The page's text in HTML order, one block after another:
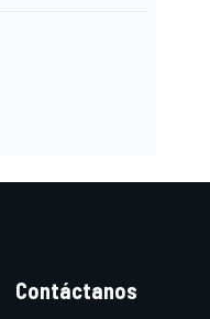
Contáctanos